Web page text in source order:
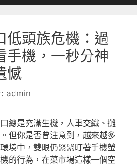
低頭族危機：過
手機，一秒分神
憾
admin
總是充滿生機，人車交織、攤
但你是否曾注意到，越來越多
境中，雙眼仍緊緊盯著手機螢
的行為，在菜市場這樣一個空